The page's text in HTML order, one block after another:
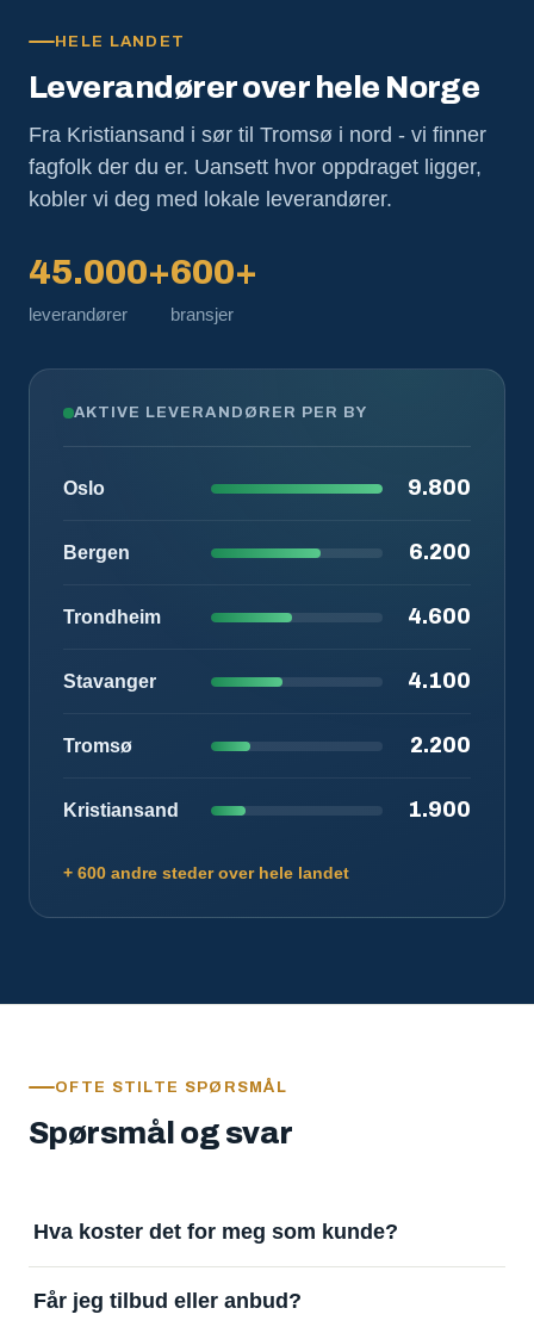
HELE LANDET
Leverandører over hele Norge
Fra Kristiansand i sør til Tromsø i nord - vi finner
fagfolk der du er. Uansett hvor oppdraget ligger,
kobler vi deg med lokale leverandører.
45.000+
leverandører
600+
bransjer
AKTIVE LEVERANDØRER PER BY
Oslo 9.800
Bergen 6.200
Trondheim 4.600
Stavanger 4.100
Tromsø 2.200
Kristiansand 1.900
+ 600 andre steder over hele landet
OFTE STILTE SPØRSMÅL
Spørsmål og svar
Hva koster det for meg som kunde?
å motta svar. Tjenesten finansieres av
Får jeg tilbud eller anbud?